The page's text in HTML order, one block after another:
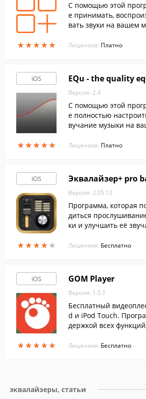
★★★★★
★★★★★
С помощью этой
е принимать,
вать звуки на вашем
Лицензия: Платно
iOS
★★★★★
★★★★★
EQu - the quality
Версия: 2.4
С помощью этой
е полностью
вучание музыки на
Лицензия: Платно
iOS
★★★★ ★
★★★★ ★
Эквалайзер+ pro
Версия: 2.05.12
Программа, которая
диться
ки и улучшить её
Лицензия: Бесплатно
iOS
★★★★★
★★★★★
GOM Player
Версия: 1.5.1
Бесплатный
d и iPod Touch.
держкой всех
в.
Лицензия: Бесплатно
эквалайзеры, статьи